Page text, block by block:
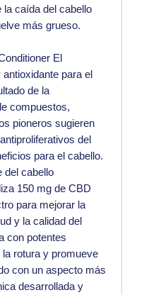
la caída del cabello
más grueso.
El
para el
de la
compuestos,
pioneros sugieren
del
para el cabello.
del cabello
150 mg de CBD
para mejorar la
y la calidad del
con potentes
rotura y promueve
con un aspecto más
desarrollada y